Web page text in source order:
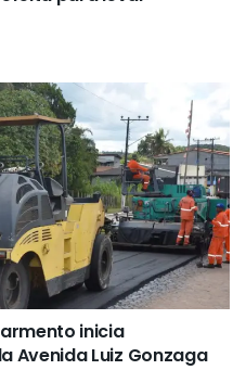
inicia
Avenida Luiz Gonzaga